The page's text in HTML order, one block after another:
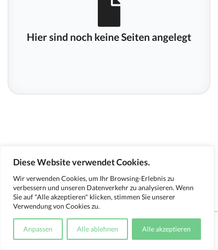
Diese Website verwendet Cookies.
Wir verwenden Cookies, um Ihr Browsing-Erlebnis zu
verbessern und unseren Datenverkehr zu analysieren. Wenn
Sie auf "Alle akzeptieren" klicken, stimmen Sie unserer
Verwendung von Cookies zu.
Anpassen Alle ablehnen Alle akzeptieren
Hier sind noch keine Seiten angelegt
Kontakt Impressum Datenschutzerklärung
Medienverwendungsnachweis